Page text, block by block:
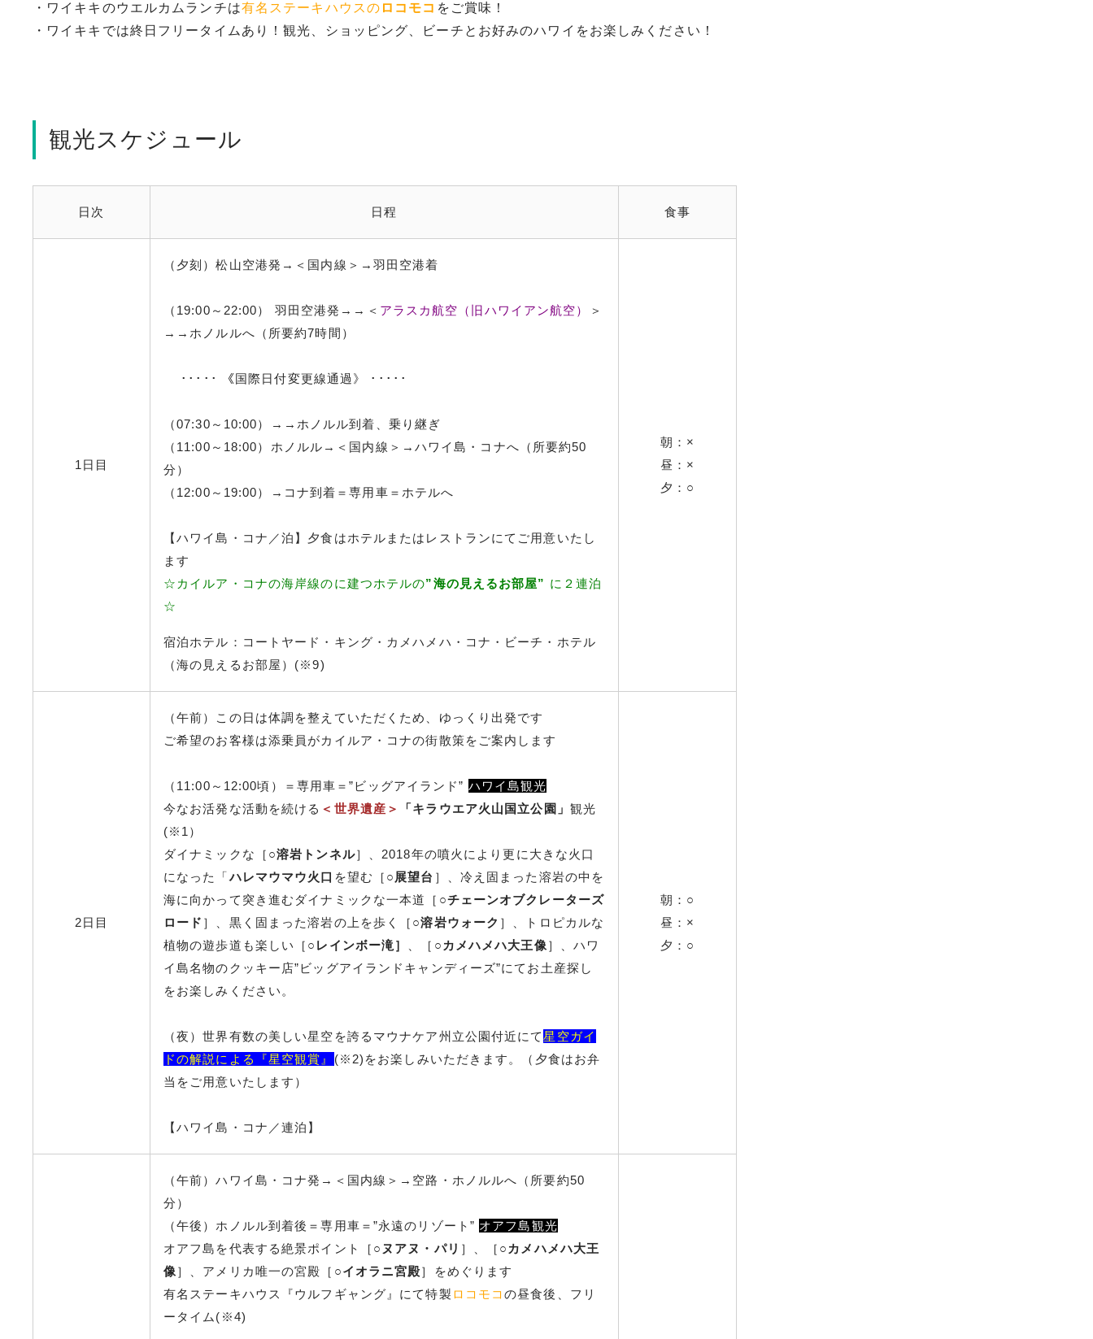
・ワイキキのウエルカムランチは有名ステーキハウスの ロコモコ をご賞味！
・ワイキキでは終日フリータイムあり！観光、ショッピング、ビーチとお好みのハワイをお楽しみください！
観光スケジュール
日次 日程 食事
1日目
（夕刻）松山空港発→＜国内線＞→羽田空港着
（19:00～22:00） 羽田空港発→→＜ アラスカ航空（旧ハワイアン航空）
＞
→→ホノルルへ（所要約7時間）
･････ 《国際日付変更線通過》 ･････
（07:30～10:00）→→ホノルル到着、乗り継ぎ
（11:00～18:00）ホノルル→＜国内線＞→ハワイ島・コナへ（所要約50
分）
（12:00～19:00）→コナ到着＝専用車＝ホテルへ
【ハワイ島・コナ／泊】夕食はホテルまたはレストランにてご用意いたし
ます
☆カイルア・コナの海岸線のに建つホテルの”海の見えるお部屋” に２連泊
☆
宿泊ホテル：コートヤード・キング・カメハメハ・コナ・ビーチ・ホテル
（海の見えるお部屋）(※9)
朝：×
昼：×
夕：○
2日目
（午前）この日は体調を整えていただくため、ゆっくり出発です
ご希望のお客様は添乗員がカイルア・コナの街散策をご案内します
（11:00～12:00頃）＝専用車＝”ビッグアイランド” ハワイ島観光
今なお活発な活動を続ける ＜世界遺産＞ 「キラウエア火山国立公園」 観光
(※1）
ダイナミックな［○溶岩トンネル］、2018年の噴火により更に大きな火口
になった「ハレマウマウ火口 を望む［○ 展望台 ］、冷え固まった溶岩の中を
海に向かって突き進むダイナミックな一本道［○チェーンオブクレーターズ
ロード ］、黒く固まった溶岩の上を歩く［○溶岩ウォーク ］、トロピカルな
植物の遊歩道も楽しい［○ レインボー滝］ 、［○ カメハメハ大王像 ］、ハワ
イ島名物のクッキー店”ビッグアイランドキャンディーズ”にてお土産探し
をお楽しみください。
（夜）世界有数の美しい星空を誇るマウナケア州立公園付近にて星空ガイ
ドの解説による『星空観賞』 (※2)をお楽しみいただきます。（夕食はお弁
当をご用意いたします）
【ハワイ島・コナ／連泊】
朝：○
昼：×
夕：○
（午前）ハワイ島・コナ発→＜国内線＞→空路・ホノルルへ（所要約50
分）
（午後）ホノルル到着後＝専用車＝”永遠のリゾート” オアフ島観光
オアフ島を代表する絶景ポイント［○ ヌアヌ・パリ ］、［○ カメハメハ大王
像 ］、アメリカ唯一の宮殿［○イオラニ宮殿］をめぐります
有名ステーキハウス『ウルフギャング』にて特製 ロコモコの昼食後、フリ
ータイム(※4)